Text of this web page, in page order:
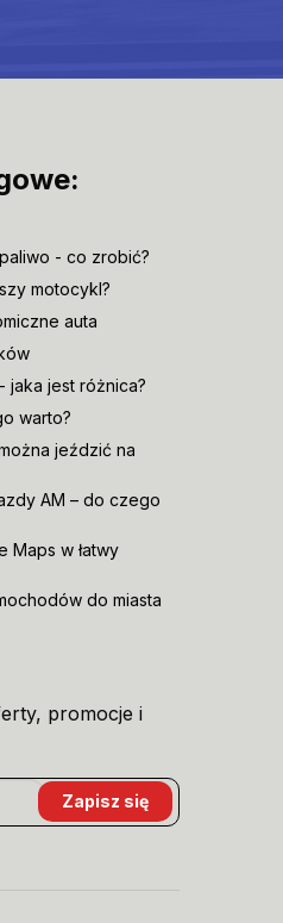
- co zrobić?
motocykl?
auta
jaka jest różnica?
warto?
jeździć na
AM – do czego
Maps w łatwy
do miasta
promocje i